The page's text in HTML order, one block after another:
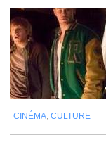
CINÉMA, CULTURE